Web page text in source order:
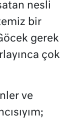
nesli
bir
gerek
çok
ve